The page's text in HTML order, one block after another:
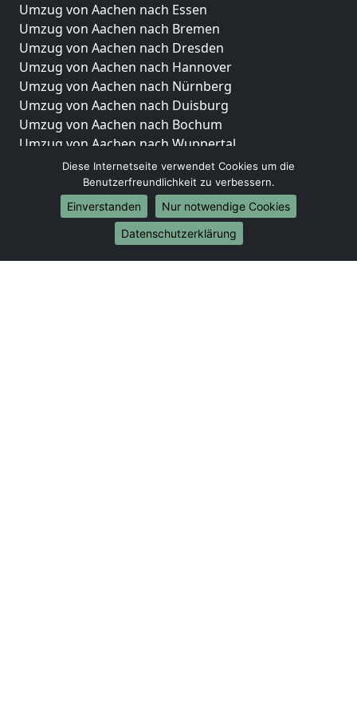
Umzug von Aachen nach Essen
Umzug von Aachen nach Bremen
Umzug von Aachen nach Dresden
Umzug von Aachen nach Hannover
Umzug von Aachen nach Nürnberg
Umzug von Aachen nach Duisburg
Umzug von Aachen nach Bochum
Umzug von Aachen nach Wuppertal
Umzug von Aachen nach Bielefeld
Umzug von Aachen nach Bonn
Umzug von Aachen nach Münster
Internationale-Umzüge
Umzug von Aachen nach Brasilien
Diese Internetseite verwendet Cookies um die
Benutzerfreundlichkeit zu verbessern.
Einverstanden
Nur notwendige Cookies
Datenschutzerklärung